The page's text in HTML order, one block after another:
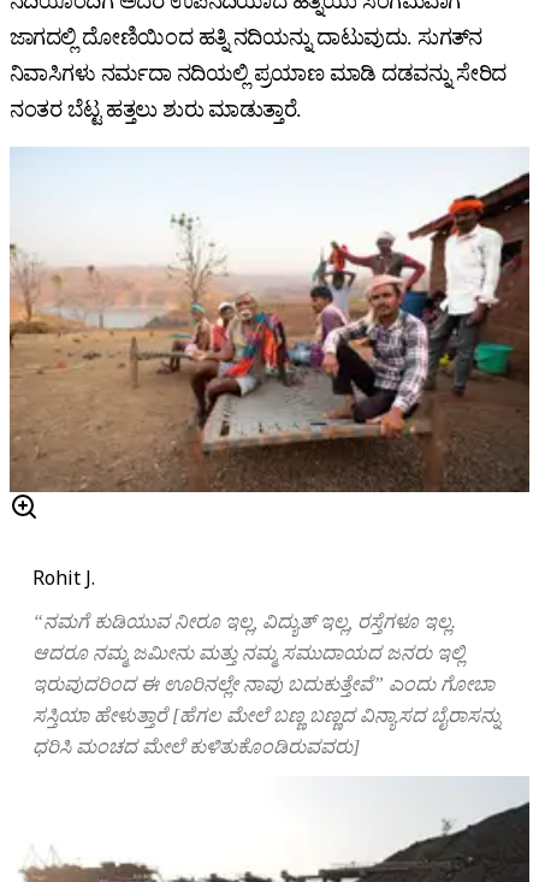
ಜಾಗದಲ್ಲಿ ದೋಣಿಯಿಂದ ಹತ್ನಿ ನದಿಯನ್ನು ದಾಟುವುದು. ಸುಗತ್‌ನ
ನಿವಾಸಿಗಳು ನರ್ಮದಾ ನದಿಯಲ್ಲಿ ಪ್ರಯಾಣ ಮಾಡಿ ದಡವನ್ನು ಸೇರಿದ
ನಂತರ ಬೆಟ್ಟ ಹತ್ತಲು ಶುರು ಮಾಡುತ್ತಾರೆ.
Rohit J.
“ನಮಗೆ ಕುಡಿಯುವ ನೀರೂ ಇಲ್ಲ, ವಿದ್ಯುತ್‌ ಇಲ್ಲ, ರಸ್ತೆಗಳೂ ಇಲ್ಲ.
ಆದರೂ ನಮ್ಮ ಜಮೀನು ಮತ್ತು ನಮ್ಮ ಸಮುದಾಯದ ಜನರು ಇಲ್ಲಿ
ಇರುವುದರಿಂದ ಈ ಊರಿನಲ್ಲೇ ನಾವು ಬದುಕುತ್ತೇವೆ” ಎಂದು ಗೋಬಾ
ಸಸ್ತಿಯಾ ಹೇಳುತ್ತಾರೆ [ಹೆಗಲ ಮೇಲೆ ಬಣ್ಣ ಬಣ್ಣದ ವಿನ್ಯಾಸದ ಬೈರಾಸನ್ನು
ಧರಿಸಿ ಮಂಚದ ಮೇಲೆ ಕುಳಿತುಕೊಂಡಿರುವವರು]